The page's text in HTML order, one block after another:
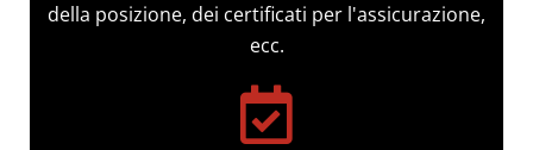
della posizione, dei certificati per l'assicurazione,
ecc.